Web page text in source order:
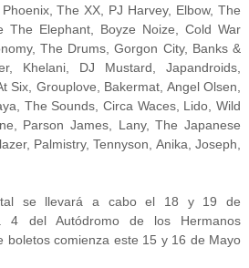
The XX, PJ Harvey, Elbow, The
The Elephant, Boyze Noize, Cold War
The Drums, Gorgon City, Banks &
Khelani, DJ Mustard, Japandroids,
Six, Grouplove, Bakermat, Angel Olsen,
The Sounds, Circa Waces, Lido, Wild
Parson James, Lany, The Japanese
Palmistry, Tennyson, Anika, Joseph,
se llevará a cabo el 18 y 19 de
4 del Autódromo de los Hermanos
boletos comienza este 15 y 16 de Mayo